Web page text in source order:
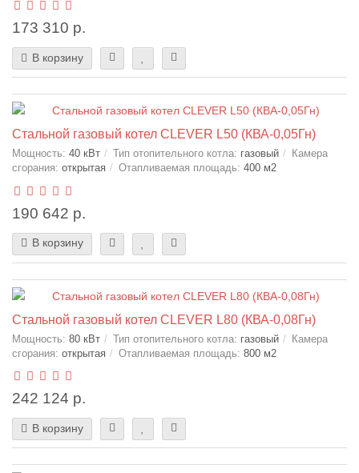
173 310 р.
В корзину
Стальной газовый котел CLEVER L50 (КВА-0,05Гн)
Мощность: 40 кВт Тип отопительного котла: газовый
Камера
сгорания: открытая Отапливаемая площадь: 400 м2
190 642 р.
В корзину
Стальной газовый котел CLEVER L80 (КВА-0,08Гн)
Мощность: 80 кВт Тип отопительного котла: газовый
Камера
сгорания: открытая Отапливаемая площадь: 800 м2
242 124 р.
В корзину